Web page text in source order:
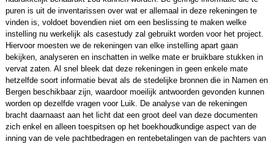
puren is uit de inventarissen over wat er allemaal in deze rekeningen te
vinden is, voldoet bovendien niet om een beslissing te maken welke
instelling nu werkelijk als casestudy zal gebruikt worden voor het project.
Hiervoor moesten we de rekeningen van elke instelling apart gaan
bekijken, analyseren en inschatten in welke mate er bruikbare stukken in
vervat zaten. Al snel bleek dat deze rekeningen in geen enkele mate
hetzelfde soort informatie bevat als de stedelijke bronnen die in Namen en
Bergen beschikbaar zijn, waardoor moeilijk antwoorden gevonden kunnen
worden op dezelfde vragen voor Luik. De analyse van de rekeningen
bracht daarnaast aan het licht dat een groot deel van deze documenten
zich enkel en alleen toespitsen op het boekhoudkundige aspect van de
inning van de vele pachtbedragen en rentebetalingen van de pachters van